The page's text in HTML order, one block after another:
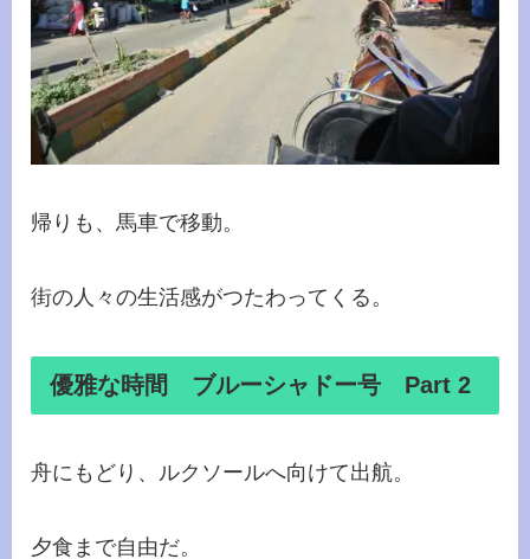
帰りも、馬車で移動。
街の人々の生活感がつたわってくる。
優雅な時間 ブルーシャドー号 Part 2
舟にもどり、ルクソールへ向けて出航。
夕食まで自由だ。